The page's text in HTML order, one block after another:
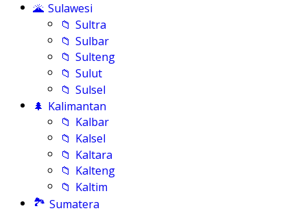
🌋 Sulawesi
📁 Sultra
📁 Sulbar
📁 Sulteng
📁 Sulut
📁 Sulsel
🌲 Kalimantan
📁 Kalbar
📁 Kalsel
📁 Kaltara
📁 Kalteng
📁 Kaltim
🏞️ Sumatera